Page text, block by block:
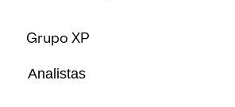
Grupo XP
Analistas